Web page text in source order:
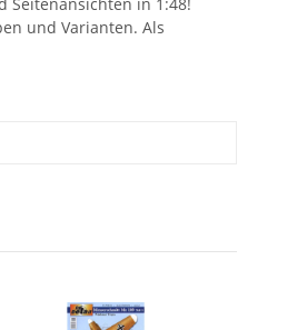
und Varianten. Als